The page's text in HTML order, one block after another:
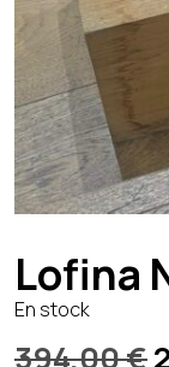
Lofina
En stock
394,00€